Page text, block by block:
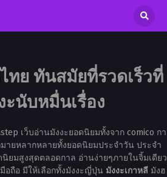
ทย ทันสมัยที่รวดเร็วที่
ะนับหมื่นเรื่อง
เว็บอ่านมังงะยอดนิยมทั้งจาก comico กา
มายหลากหลายทั้งยอดนิยมประจำวัน ประจำ
ยมสูงสุดตลอดกาล อ่านง่ายๆภายในจิ้มเดียว
ถือ มีให้เลือกทั้งมังงะญี่ปุ่น มังงะเกาหลีมังฮ